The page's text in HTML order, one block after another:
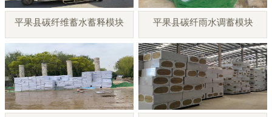
平果县碳纤维蓄水蓄释模块 平果县碳纤雨水调蓄模块